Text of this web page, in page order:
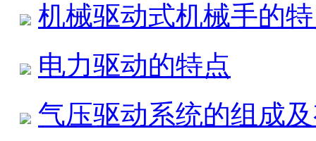
机械驱动式机械手的
电力驱动的特点
气压驱动系统的组成